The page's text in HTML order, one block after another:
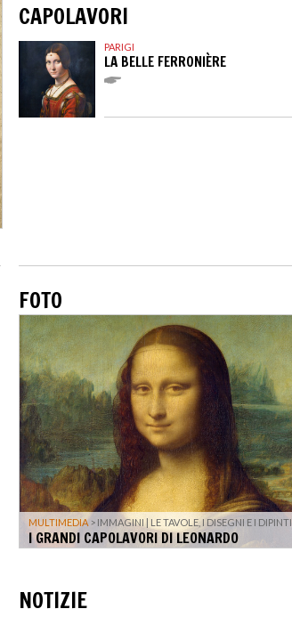
CAPOLAVORI
PARIGI
LA BELLE FERRONIÈRE
FOTO
MULTIMEDIA> IMMAGINI | LE TAVOLE, I DISEGNI E I DIPINTI
I GRANDI CAPOLAVORI DI LEONARDO
NOTIZIE